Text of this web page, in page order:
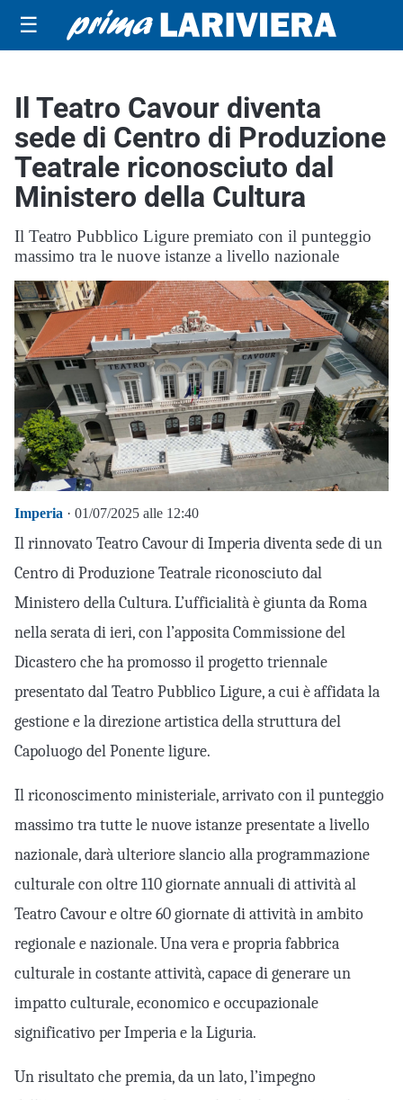
☰
Il Teatro Cavour diventa
sede di Centro di Produzione
Teatrale riconosciuto dal
Ministero della Cultura
Il Teatro Pubblico Ligure premiato con il punteggio
massimo tra le nuove istanze a livello nazionale
Imperia · 01/07/2025 alle 12:40
Il rinnovato Teatro Cavour di Imperia diventa sede di un
Centro di Produzione Teatrale riconosciuto dal
Ministero della Cultura. L’ufficialità è giunta da Roma
nella serata di ieri, con l’apposita Commissione del
Dicastero che ha promosso il progetto triennale
presentato dal Teatro Pubblico Ligure, a cui è affidata la
gestione e la direzione artistica della struttura del
Capoluogo del Ponente ligure.
Il riconoscimento ministeriale, arrivato con il punteggio
massimo tra tutte le nuove istanze presentate a livello
nazionale, darà ulteriore slancio alla programmazione
culturale con oltre 110 giornate annuali di attività al
Teatro Cavour e oltre 60 giornate di attività in ambito
regionale e nazionale. Una vera e propria fabbrica
culturale in costante attività, capace di generare un
impatto culturale, economico e occupazionale
significativo per Imperia e la Liguria.
Un risultato che premia, da un lato, l’impegno